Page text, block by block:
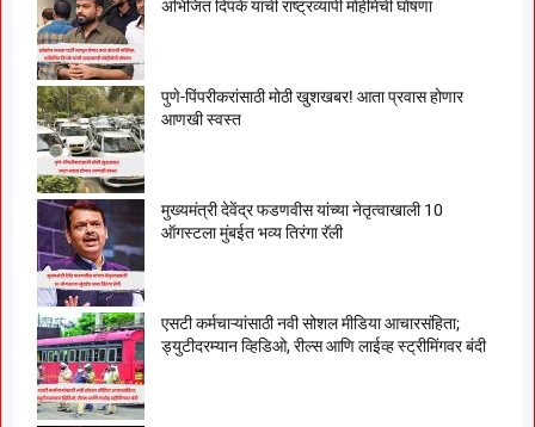
अभिजित दिपके यांची राष्ट्रव्यापी माेहीमेची घाेषणा
पुणे-पिंपरीकरांसाठी मोठी खुशखबर! आता प्रवास होणार
आणखी स्वस्त
मुख्यमंत्री देवेंद्र फडणवीस यांच्या नेतृत्वाखाली 10
ऑगस्टला मुंबईत भव्य तिरंगा रॅली
एसटी कर्मचाऱ्यांसाठी नवी सोशल मीडिया आचारसंहिता;
ड्युटीदरम्यान व्हिडिओ, रील्स आणि लाईव्ह स्ट्रीमिंगवर बंदी